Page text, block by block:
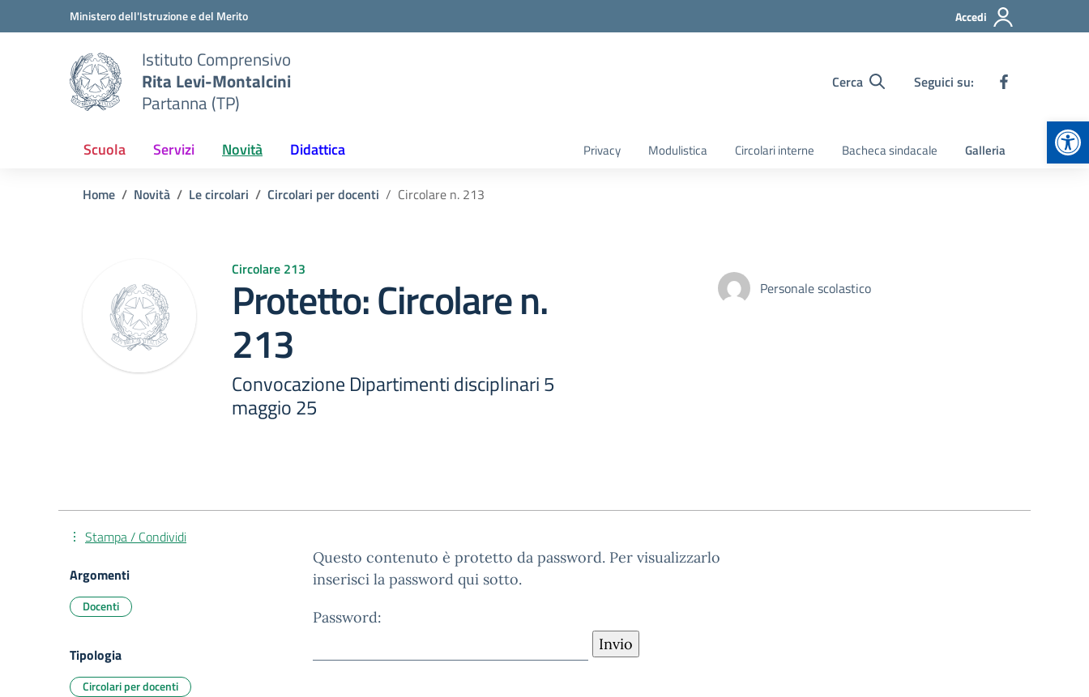
Vai ai contenuti
Vai al menu di navigazioneMinistero dell'Istruzione e del Merito Accedi
Istituto Comprensivo
Rita Levi-Montalcini
Partanna (TP)
Cerca Seguici su:
Scuola Servizi Novità Didattica Privacy Modulistica Circolari interne Bacheca sindacale Galleria
Home Novità Le circolari Circolari per docenti Circolare n. 213
Circolare 213
Protetto: Circolare n.
213
Convocazione Dipartimenti disciplinari 5
maggio 25
Personale scolastico
Questo contenuto è protetto da password. Per visualizzarlo
inserisci la password qui sotto.
Password:
Stampa / Condividi
Argomenti
Docenti
Tipologia
Circolari per docenti